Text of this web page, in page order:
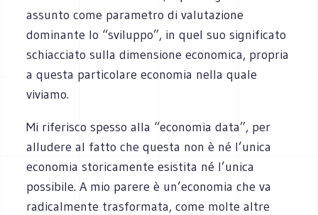
assunto come parametro di valutazione
dominante lo “sviluppo”, in quel suo significato
schiacciato sulla dimensione economica, propria
a questa particolare economia nella quale
viviamo.
Mi riferisco spesso alla “economia data”, per
alludere al fatto che questa non è né l’unica
economia storicamente esistita né l’unica
possibile. A mio parere è un’economia che va
radicalmente trasformata, come molte altre